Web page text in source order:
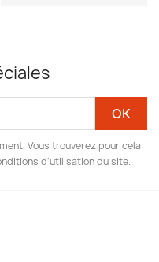
Vous trouverez pour cela
d'utilisation du site.